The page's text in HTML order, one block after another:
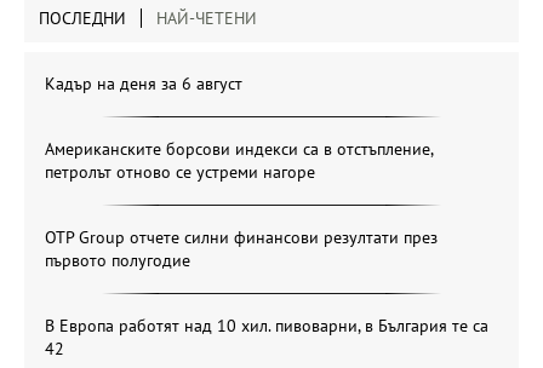
ПОСЛЕДНИ НАЙ-ЧЕТЕНИ
Кадър на деня за 6 август
Американските борсови индекси са в отстъпление,
петролът отново се устреми нагоре
OTP Group отчете силни финансови резултати през
първото полугодие
В Европа работят над 10 хил. пивоварни, в България те са
42